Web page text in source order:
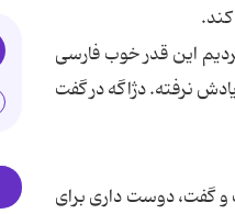
این قدر خوب فارسى
نرفته. دژاگه در گفت
و گفت، دوست دارى براى